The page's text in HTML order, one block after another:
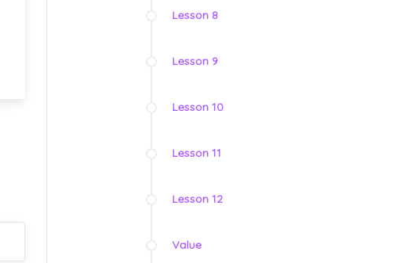
Lesson 8
Lesson 9
Lesson 10
Lesson 11
Lesson 12
Value